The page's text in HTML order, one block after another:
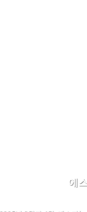
에